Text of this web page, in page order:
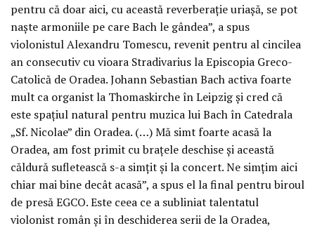
pentru că doar aici, cu această reverberație uriașă, se pot
naște armoniile pe care Bach le gândea”, a spus
violonistul Alexandru Tomescu, revenit pentru al cincilea
an consecutiv cu vioara Stradivarius la Episcopia Greco-
Catolică de Oradea. Johann Sebastian Bach activa foarte
mult ca organist la Thomaskirche în Leipzig și cred că
este spațiul natural pentru muzica lui Bach în Catedrala
„Sf. Nicolae” din Oradea. (…) Mă simt foarte acasă la
Oradea, am fost primit cu brațele deschise și această
căldură sufletească s-a simțit și la concert. Ne simțim aici
chiar mai bine decât acasă”, a spus el la final pentru biroul
de presă EGCO. Este ceea ce a subliniat talentatul
violonist român și în deschiderea serii de la Oradea,